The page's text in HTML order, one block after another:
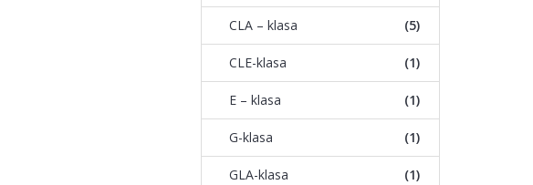
CLA – klasa (5)
CLE-klasa (1)
E – klasa (1)
G-klasa (1)
GLA-klasa (1)